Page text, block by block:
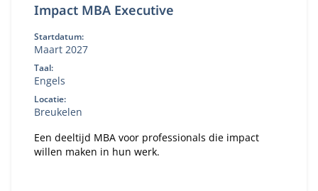
Impact MBA Executive
Startdatum:
Maart 2027
Taal:
Engels
Locatie:
Breukelen
Een deeltijd MBA voor professionals die impact
willen maken in hun werk.